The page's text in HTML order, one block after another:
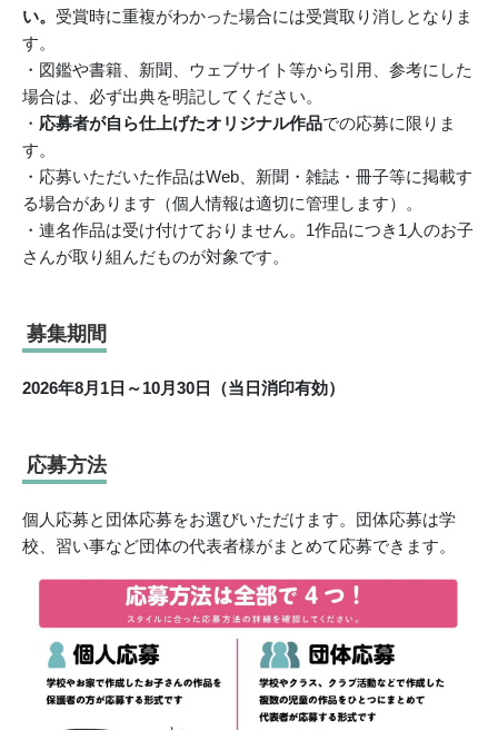
い。 受賞時に重複がわかった場合には受賞取り消しとなりま
す。
・図鑑や書籍、新聞、ウェブサイト等から引用、参考にした
場合は、必ず出典を明記してください。
・ 応募者が自ら仕上げたオリジナル作品での応募に限りま
す。
・応募いただいた作品はWeb、新聞・雑誌・冊子等に掲載す
る場合があります（個人情報は適切に管理します）。
・連名作品は受け付けておりません。1作品につき1人のお子
さんが取り組んだものが対象です。
募集期間
2026年8月1日～10月30日（当日消印有効）
応募方法
個人応募と団体応募をお選びいただけます。団体応募は学
校、習い事など団体の代表者様がまとめて応募できます。